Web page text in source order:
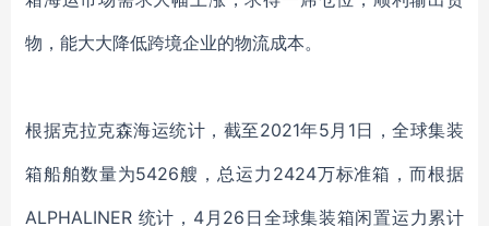
物，能大大降低跨境企业的物流成本。
根据克拉克森海运统计，截至2021年5月1日，全球集装
箱船舶数量为5426艘，总运力2424万标准箱，而根据
ALPHALINER 统计，4月26日全球集装箱闲置运力累计